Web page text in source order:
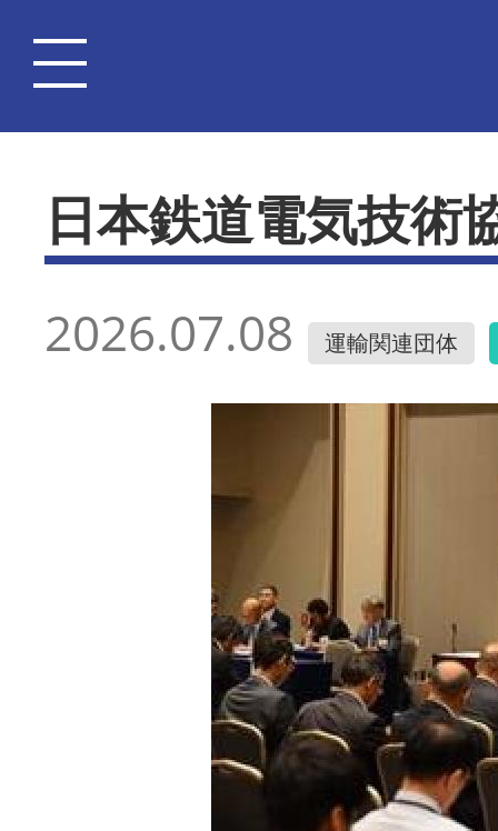
日本鉄道電気技
2026.07.08 運輸関連団体